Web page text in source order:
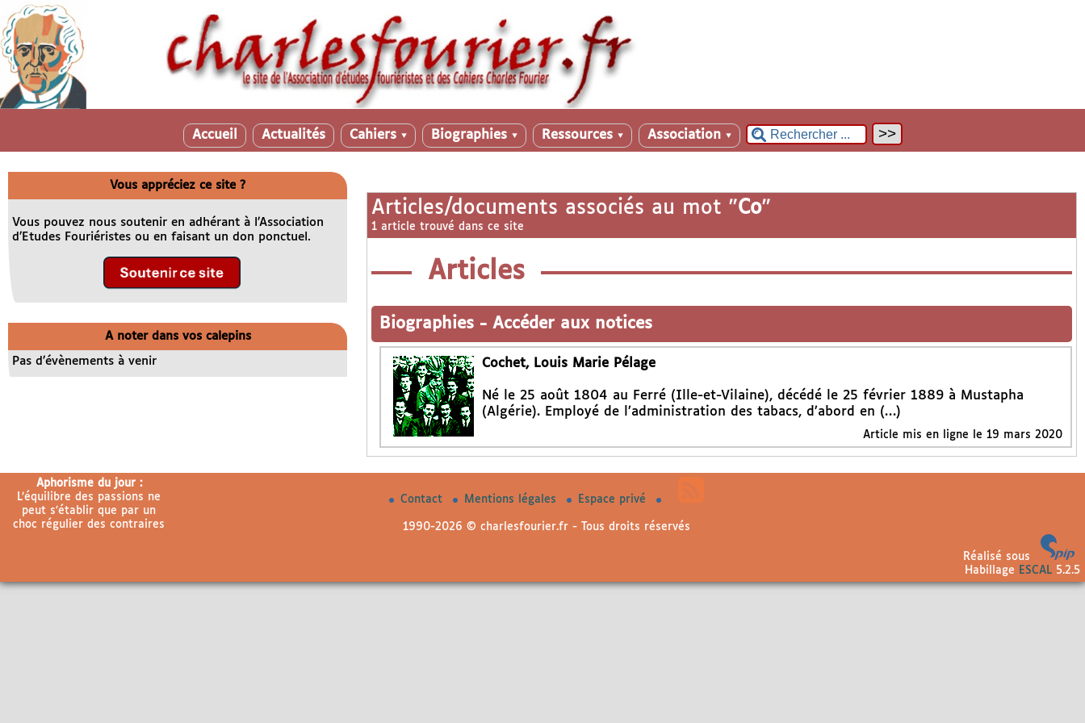
Accueil Actualités Cahiers ▼ Biographies ▼ Ressources ▼ Association ▼
Articles/documents associés au mot "Co"
1 article trouvé dans ce site
Articles
Biographies - Accéder aux notices
Cochet, Louis Marie Pélage
Né le 25 août 1804 au Ferré (Ille-et-Vilaine), décédé le 25 février 1889 à Mustapha
(Algérie). Employé de l’administration des tabacs, d’abord en (…)
Article mis en ligne le 19 mars 2020
Vous appréciez ce site ?
Vous pouvez nous soutenir en adhérant à l’Association
d’Etudes Fouriéristes ou en faisant un don ponctuel.
A noter dans vos calepins
Pas d’évènements à venir
Aphorisme du jour :
L’équilibre des passions ne
peut s’établir que par un
choc régulier des contraires
Contact Mentions légales Espace privé
1990-2026 © charlesfourier.fr - Tous droits réservés
Réalisé sous
Habillage
ESCAL5.2.5